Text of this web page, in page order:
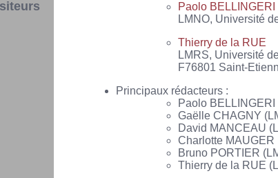
Paolo BELLINGERI
LMNO, Université
Thierry de la RUE
LMRS, Université
F76801 Saint-
Principaux rédacteurs :
Paolo BELLINGERI
Gaëlle CHAGNY
David MANCEAU
Charlotte MAUGER
Bruno PORTIER
Thierry de la RUE